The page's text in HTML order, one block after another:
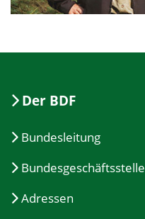
Der BDF
Bundesleitung
Bundesgeschäftsstelle
Adressen